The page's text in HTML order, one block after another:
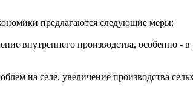
предлагаются следующие меры:
внутреннего производства, особенно
на селе, увеличение производства